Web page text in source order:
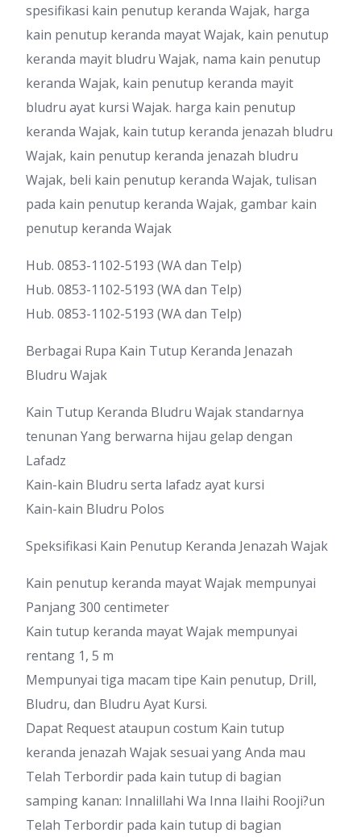
spesifikasi kain penutup keranda Wajak, harga
kain penutup keranda mayat Wajak, kain penutup
keranda mayit bludru Wajak, nama kain penutup
keranda Wajak, kain penutup keranda mayit
bludru ayat kursi Wajak. harga kain penutup
keranda Wajak, kain tutup keranda jenazah bludru
Wajak, kain penutup keranda jenazah bludru
Wajak, beli kain penutup keranda Wajak, tulisan
pada kain penutup keranda Wajak, gambar kain
penutup keranda Wajak
Hub. 0853-1102-5193 (WA dan Telp)
Hub. 0853-1102-5193 (WA dan Telp)
Hub. 0853-1102-5193 (WA dan Telp)
Berbagai Rupa Kain Tutup Keranda Jenazah
Bludru Wajak
Kain Tutup Keranda Bludru Wajak standarnya
tenunan Yang berwarna hijau gelap dengan
Lafadz
Kain-kain Bludru serta lafadz ayat kursi
Kain-kain Bludru Polos
Speksifikasi Kain Penutup Keranda Jenazah Wajak
Kain penutup keranda mayat Wajak mempunyai
Panjang 300 centimeter
Kain tutup keranda mayat Wajak mempunyai
rentang 1, 5 m
Mempunyai tiga macam tipe Kain penutup, Drill,
Bludru, dan Bludru Ayat Kursi.
Dapat Request ataupun costum Kain tutup
keranda jenazah Wajak sesuai yang Anda mau
Telah Terbordir pada kain tutup di bagian
samping kanan: Innalillahi Wa Inna Ilaihi Rooji?un
Telah Terbordir pada kain tutup di bagian